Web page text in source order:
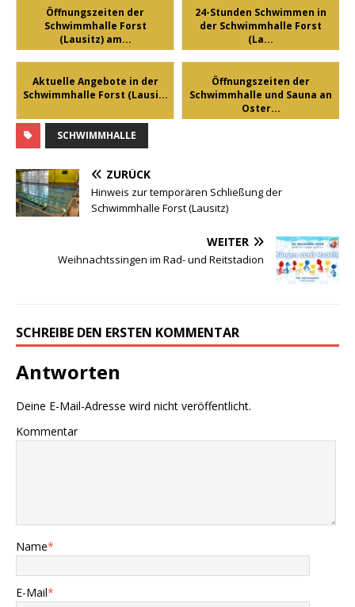
Öffnungszeiten der
Schwimmhalle Forst
(Lausitz) am...
24-Stunden Schwimmen in
der Schwimmhalle Forst
(La...
Aktuelle Angebote in der
Schwimmhalle Forst (Lausi...
Öffnungszeiten der
Schwimmhalle und Sauna an
Oster...
SCHWIMMHALLE
ZURÜCK
Hinweis zur temporären Schließung der
Schwimmhalle Forst (Lausitz)
WEITER
Weihnachtssingen im Rad- und Reitstadion
SCHREIBE DEN ERSTEN KOMMENTAR
Antworten
Deine E-Mail-Adresse wird nicht veröffentlicht.
Kommentar
Name*
E-Mail*